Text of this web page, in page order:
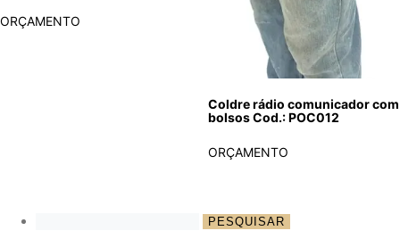
ORÇAMENTO
Coldre rádio comunicador com
bolsos Cod.: POC012
ORÇAMENTO